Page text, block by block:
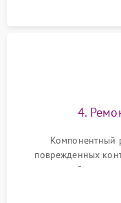
4.
Компонентный
поврежденных
двигателей,
лидара или помпы